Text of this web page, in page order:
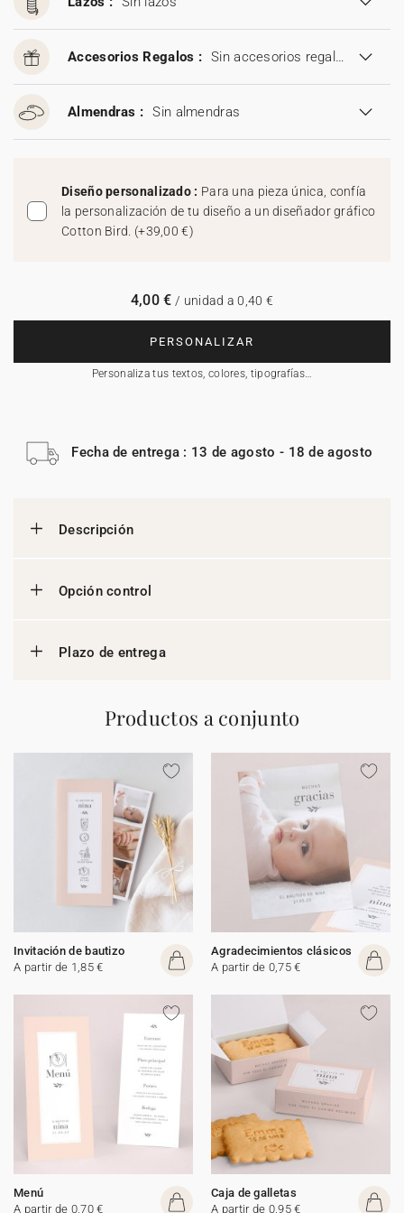
Accesorios Regalos : Sin accesorios regalos
Almendras : Sin almendras
Diseño personalizado : Para una pieza única, confía
la personalización de tu diseño a un diseñador gráfico
Cotton Bird. (+39,00 €)
PERSONALIZAR
Personaliza tus textos, colores, tipografías…
4,00 € / unidad a 0,40 €
Fecha de entrega : 13 de agosto - 18 de agosto
Descripción
Opción control
Plazo de entrega
Productos a conjunto
Invitación de bautizo
A partir de 1,85 €
Agradecimientos clásicos
A partir de 0,75 €
Menú
A partir de 0,70 €
Caja de galletas
A partir de 0,95 €